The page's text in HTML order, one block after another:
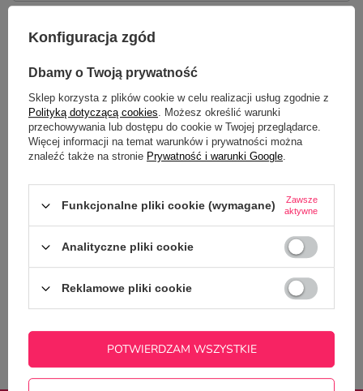
OPIS
SZCZEGÓŁOWE DANE
DO POBRANIA
OPINIE (0)
Potrzebujesz pomocy? Masz pytania?
Zadaj pytanie a my odpowiemy
niezwłocznie, najciekawsze pytania i
odpowiedzi publikując dla innych.
ZADAJ PYTANIE
Konfiguracja zgód
Dbamy o Twoją prywatność
Sklep korzysta z plików cookie w celu realizacji usług zgodnie z
Polityką dotyczącą cookies. Możesz określić warunki
przechowywania lub dostępu do cookie w Twojej przeglądarce.
Więcej informacji na temat warunków i prywatności można
znaleźć także na stronie Prywatność i warunki Google.
Funkcjonalne pliki cookie (wymagane)
Zawsze
aktywne
Analityczne pliki cookie
Reklamowe pliki cookie
POTWIERDZAM WSZYSTKIE